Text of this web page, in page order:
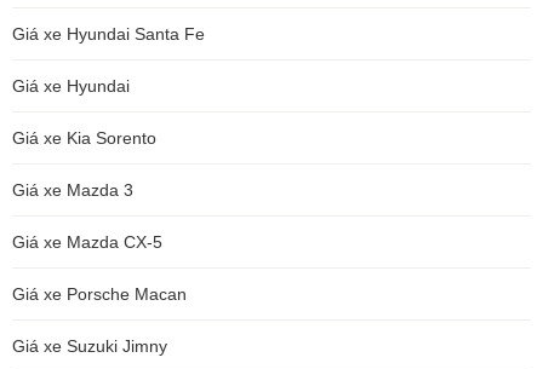
Giá xe Hyundai Santa Fe
Giá xe Hyundai
Giá xe Kia Sorento
Giá xe Mazda 3
Giá xe Mazda CX-5
Giá xe Porsche Macan
Giá xe Suzuki Jimny